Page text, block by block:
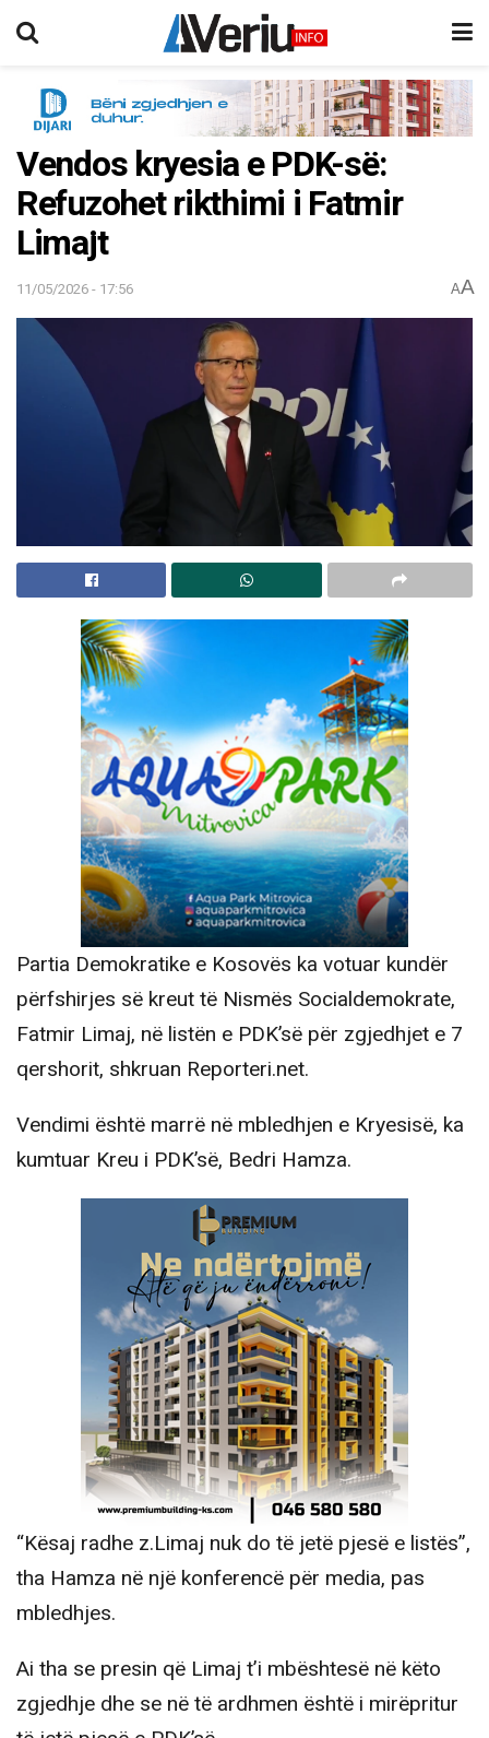
Vendos kryesia e PDK-së:
Refuzohet rikthimi i Fatmir
Limajt
11/05/2026 - 17:56 AA
Partia Demokratike e Kosovës ka votuar kundër
përfshirjes së kreut të Nismës Socialdemokrate,
Fatmir Limaj, në listën e PDK’së për zgjedhjet e 7
qershorit, shkruan Reporteri.net.
Vendimi është marrë në mbledhjen e Kryesisë, ka
kumtuar Kreu i PDK’së, Bedri Hamza.
“Kësaj radhe z.Limaj nuk do të jetë pjesë e listës”,
tha Hamza në një konferencë për media, pas
mbledhjes.
Ai tha se presin që Limaj t’i mbështesë në këto
zgjedhje dhe se në të ardhmen është i mirëpritur